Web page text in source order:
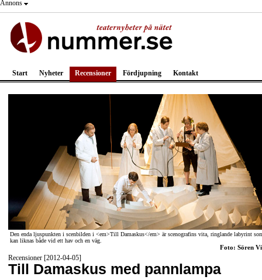
Annons
Start Nyheter Recensioner Fördjupning Kontakt
Den enda ljuspunkten i scenbilden i <em>Till Damaskus</em> är scenografins vita, ringlande labyrint
kan liknas både vid ett hav och en väg.
Foto: Sören
Recensioner [2012-04-05]
Till Damaskus med pannlampa